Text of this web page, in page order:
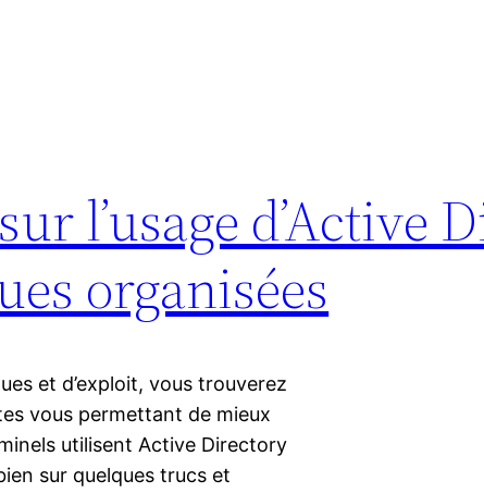
l’usage d’Active
organisées
et d’exploit, vous trouverez
vous permettant de mieux
utilisent Active Directory
sur quelques trucs et